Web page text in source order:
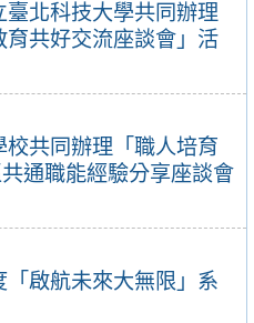
北科技大學共同辦理
育共好交流座談會」活
共同辦理「職人培育
通職能經驗分享座談會
啟航未來大無限」系